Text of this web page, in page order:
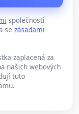
společnosti
se zásadami
zaplacená za
našich webových
tuto